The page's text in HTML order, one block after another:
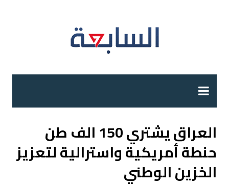
العراق يشتري 150 الف طن
حنطة أمريكية واسترالية لتعزيز
الخزين الوطني